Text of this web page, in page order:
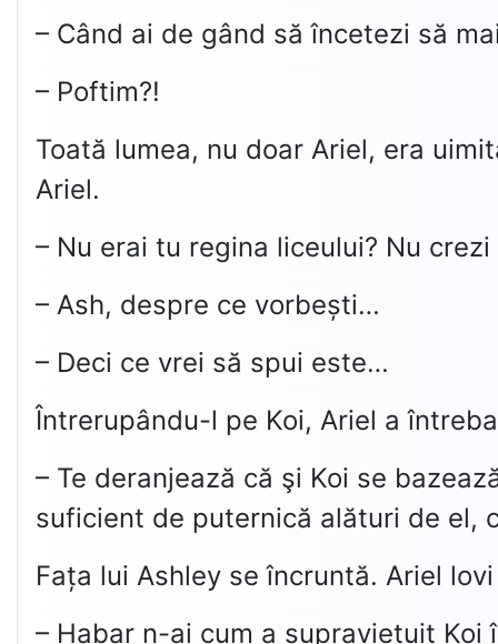
– Când ai de gând să încetezi să
– Poftim?!
Toată lumea, nu doar Ariel, era
Ariel.
– Nu erai tu regina liceului? Nu
– Ash, despre ce vorbești…
– Deci ce vrei să spui este…
Întrerupându-l pe Koi, Ariel a
– Te deranjează că şi Koi se
suficient de puternică alături de el,
Fața lui Ashley se încruntă. Ariel
– Habar n-ai cum a supraviețuit